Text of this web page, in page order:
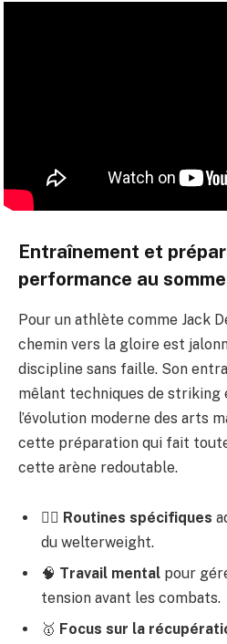
Entraînement et
performance au
Pour un athlète comme Jack
chemin vers la gloire est
discipline sans faille. Son
mêlant techniques de
l’évolution moderne des arts
cette préparation qui fait
cette arène redoutable.
🏋️‍♂️ Routines spécifiques
du welterweight.
🧠 Travail mental pour
tension avant les combats.
🥇 Focus sur la